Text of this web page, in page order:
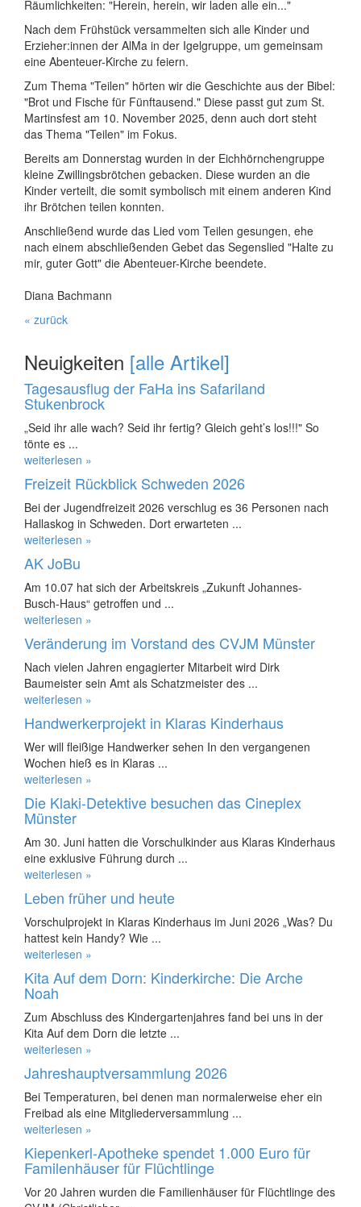
Räumlichkeiten: "Herein, herein, wir laden alle ein..."
Nach dem Frühstück versammelten sich alle Kinder und
Erzieher:innen der AlMa in der Igelgruppe, um gemeinsam
eine Abenteuer-Kirche zu feiern.
Zum Thema "Teilen" hörten wir die Geschichte aus der Bibel:
"Brot und Fische für Fünftausend." Diese passt gut zum St.
Martinsfest am 10. November 2025, denn auch dort steht
das Thema "Teilen" im Fokus.
Bereits am Donnerstag wurden in der Eichhörnchengruppe
kleine Zwillingsbrötchen gebacken. Diese wurden an die
Kinder verteilt, die somit symbolisch mit einem anderen Kind
ihr Brötchen teilen konnten.
Anschließend wurde das Lied vom Teilen gesungen, ehe
nach einem abschließenden Gebet das Segenslied "Halte zu
mir, guter Gott" die Abenteuer-Kirche beendete.
Diana Bachmann
« zurück
Neuigkeiten [alle Artikel]
Tagesausflug der FaHa ins Safariland
Stukenbrock
„Seid ihr alle wach? Seid ihr fertig? Gleich geht’s los!!!" So
tönte es ...
weiterlesen »
Freizeit Rückblick Schweden 2026
Bei der Jugendfreizeit 2026 verschlug es 36 Personen nach
Hallaskog in Schweden. Dort erwarteten ...
weiterlesen »
AK JoBu
Am 10.07 hat sich der Arbeitskreis „Zukunft Johannes-
Busch-Haus“ getroffen und ...
weiterlesen »
Veränderung im Vorstand des CVJM Münster
Nach vielen Jahren engagierter Mitarbeit wird Dirk
Baumeister sein Amt als Schatzmeister des ...
weiterlesen »
Handwerkerprojekt in Klaras Kinderhaus
Wer will fleißige Handwerker sehen In den vergangenen
Wochen hieß es in Klaras ...
weiterlesen »
Die Klaki-Detektive besuchen das Cineplex
Münster
Am 30. Juni hatten die Vorschulkinder aus Klaras Kinderhaus
eine exklusive Führung durch ...
weiterlesen »
Leben früher und heute
Vorschulprojekt in Klaras Kinderhaus im Juni 2026 „Was? Du
hattest kein Handy? Wie ...
weiterlesen »
Kita Auf dem Dorn: Kinderkirche: Die Arche
Noah
Zum Abschluss des Kindergartenjahres fand bei uns in der
Kita Auf dem Dorn die letzte ...
weiterlesen »
Jahreshauptversammlung 2026
Bei Temperaturen, bei denen man normalerweise eher ein
Freibad als eine Mitgliederversammlung ...
weiterlesen »
Kiepenkerl-Apotheke spendet 1.000 Euro für
Familenhäuser für Flüchtlinge
Vor 20 Jahren wurden die Familienhäuser für Flüchtlinge des